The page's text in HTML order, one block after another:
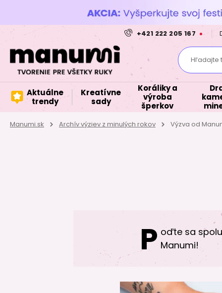
+421 222 205 167
Hľadajte
Aktuálne
trendy
Kreatívne
sady
Koráliky a
výroba
šperkov
Manumi.sk Archív výziev z minulých rokov Výzva od
P oďte sa
Manumi!